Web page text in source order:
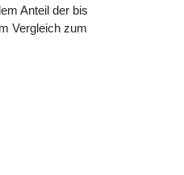
Anteil der bis
Vergleich zum